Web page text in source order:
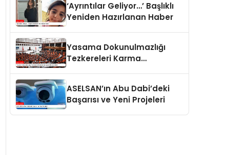
‘Ayrıntılar Geliyor…’ Başlıklı
Yeniden Hazırlanan Haber
Yasama Dokunulmazlığı
Tezkereleri Karma
ASELSAN’ın Abu Dabi’deki
Başarısı ve Yeni Projeleri